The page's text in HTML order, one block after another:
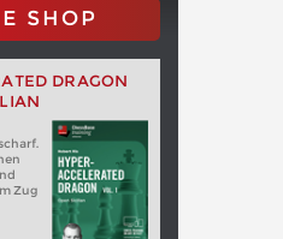
SHOP
DRAGON
Zug